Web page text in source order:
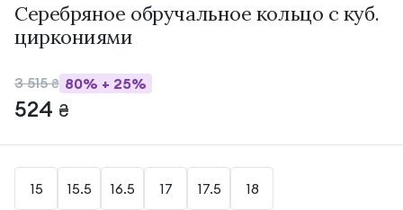
Серебряное обручальное кольцо с куб.
циркониями
3 515₴ 80% + 25%
524 ₴
15 15.5 16.5 17 17.5 18